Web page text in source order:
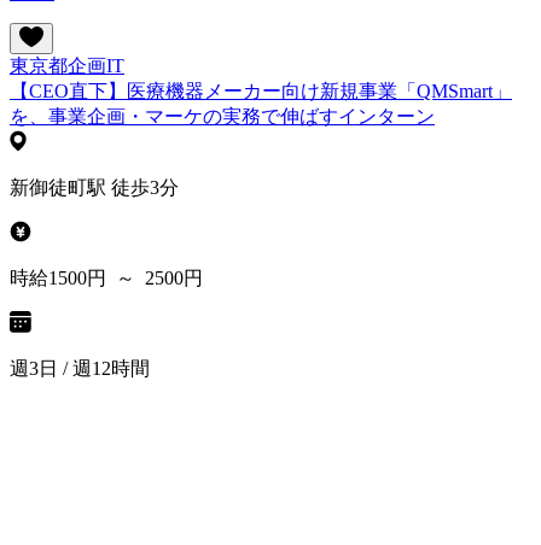
東京都企画IT
【CEO直下】医療機器メーカー向け新規事業「QMSmart」
を、事業企画・マーケの実務で伸ばすインターン
新御徒町駅 徒歩3分
時給1500円 ～ 2500円
週3日 / 週12時間